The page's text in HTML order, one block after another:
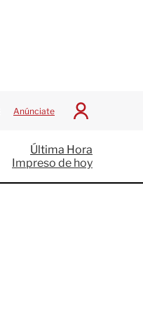
Anúnciate
I
c
i
a
Última Hora
Impreso de hoy